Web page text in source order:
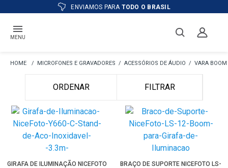
ATÉ12XE PREÇO ESPECIAL
MENU
MICROFONES E GRAVADORES ACESSÓRIOS DE ÁUDIO VARA BOOM
ORDENAR FILTRAR
GIRAFA DE ILUMINAÇÃO NICEFOTO
BRAÇO DE SUPORTE NICEFOTO LS-